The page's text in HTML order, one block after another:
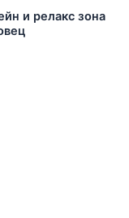
и релакс зона